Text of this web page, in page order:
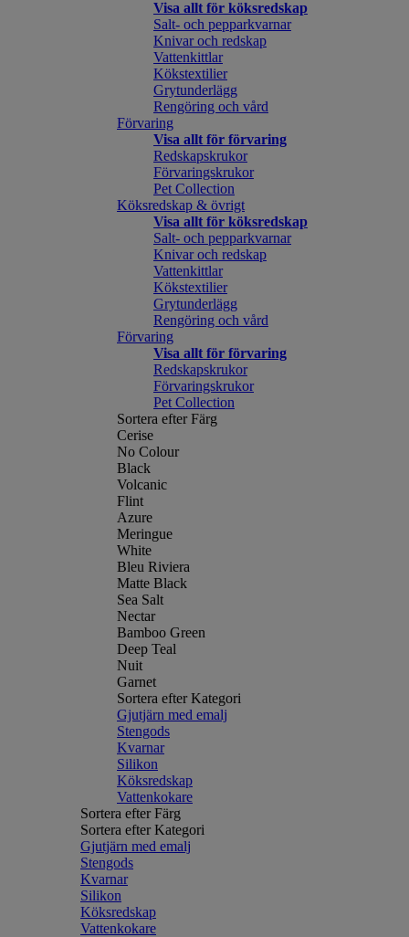
Visa allt för köksredskap
Salt- och pepparkvarnar
Knivar och redskap
Vattenkittlar
Kökstextilier
Grytunderlägg
Rengöring och vård
Förvaring
Visa allt för förvaring
Redskapskrukor
Förvaringskrukor
Pet Collection
Köksredskap & övrigt
Visa allt för köksredskap
Salt- och pepparkvarnar
Knivar och redskap
Vattenkittlar
Kökstextilier
Grytunderlägg
Rengöring och vård
Förvaring
Visa allt för förvaring
Redskapskrukor
Förvaringskrukor
Pet Collection
Sortera efter Färg
Cerise
No Colour
Black
Volcanic
Flint
Azure
Meringue
White
Bleu Riviera
Matte Black
Sea Salt
Nectar
Bamboo Green
Deep Teal
Nuit
Garnet
Sortera efter Kategori
Gjutjärn med emalj
Stengods
Kvarnar
Silikon
Köksredskap
Vattenkokare
Sortera efter Färg
Sortera efter Kategori
Gjutjärn med emalj
Stengods
Kvarnar
Silikon
Köksredskap
Vattenkokare